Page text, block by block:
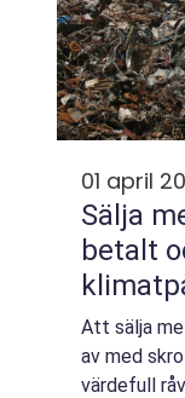
01 april
Sälja metall så
betalt
Att sälja
av med
värdefull